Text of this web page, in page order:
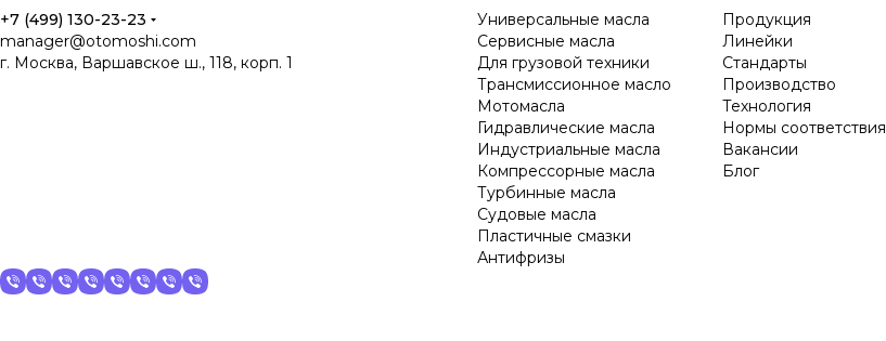
+7 (499) 130-23-23
manager@otomoshi.com
г. Москва, Варшавское ш., 118, корп. 1
Универсальные масла
Сервисные масла
Для грузовой техники
Трансмиссионное масло
Мотомасла
Гидравлические масла
Индустриальные масла
Компрессорные масла
Турбинные масла
Судовые масла
Пластичные смазки
Антифризы
Продукция
Линейки
Стандарты
Производство
Технология
Нормы соответствия
Вакансии
Блог